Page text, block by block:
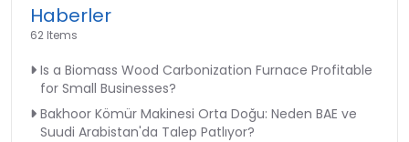
Haberler
62 Items
Is a Biomass Wood Carbonization Furnace Profitable
for Small Businesses?
Bakhoor Kömür Makinesi Orta Doğu: Neden BAE ve
Suudi Arabistan'da Talep Patlıyor?